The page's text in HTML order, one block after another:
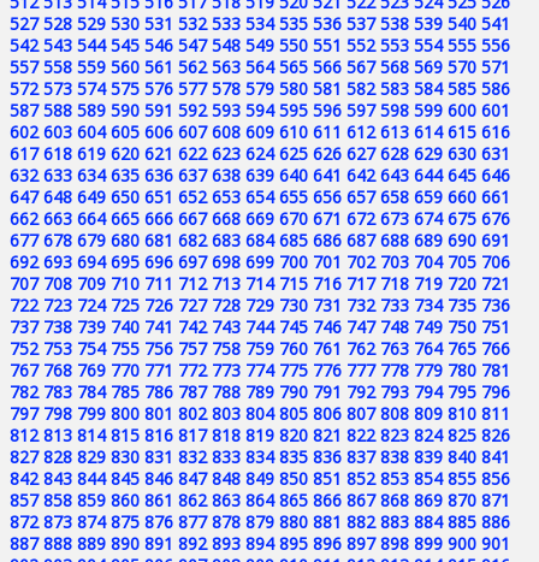
527 528 529 530 531 532 533 534 535 536 537 538 539 540 541
542 543 544 545 546 547 548 549 550 551 552 553 554 555 556
557 558 559 560 561 562 563 564 565 566 567 568 569 570 571
572 573 574 575 576 577 578 579 580 581 582 583 584 585 586
587 588 589 590 591 592 593 594 595 596 597 598 599 600 601
602 603 604 605 606 607 608 609 610 611 612 613 614 615 616
617 618 619 620 621 622 623 624 625 626 627 628 629 630 631
632 633 634 635 636 637 638 639 640 641 642 643 644 645 646
647 648 649 650 651 652 653 654 655 656 657 658 659 660 661
662 663 664 665 666 667 668 669 670 671 672 673 674 675 676
677 678 679 680 681 682 683 684 685 686 687 688 689 690 691
692 693 694 695 696 697 698 699 700 701 702 703 704 705 706
707 708 709 710 711 712 713 714 715 716 717 718 719 720 721
722 723 724 725 726 727 728 729 730 731 732 733 734 735 736
737 738 739 740 741 742 743 744 745 746 747 748 749 750 751
752 753 754 755 756 757 758 759 760 761 762 763 764 765 766
767 768 769 770 771 772 773 774 775 776 777 778 779 780 781
782 783 784 785 786 787 788 789 790 791 792 793 794 795 796
797 798 799 800 801 802 803 804 805 806 807 808 809 810 811
812 813 814 815 816 817 818 819 820 821 822 823 824 825 826
827 828 829 830 831 832 833 834 835 836 837 838 839 840 841
842 843 844 845 846 847 848 849 850 851 852 853 854 855 856
857 858 859 860 861 862 863 864 865 866 867 868 869 870 871
872 873 874 875 876 877 878 879 880 881 882 883 884 885 886
887 888 889 890 891 892 893 894 895 896 897 898 899 900 901